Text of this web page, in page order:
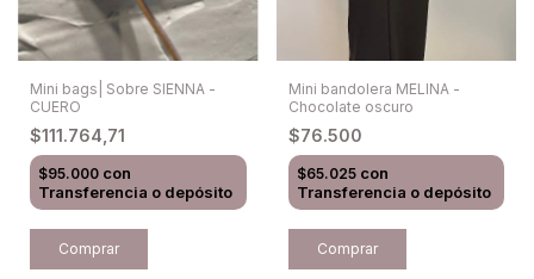
Mini bags| Sobre SIENNA -
CUERO
$111.764,71
$95.000 con
Transferencia o depósito
Mini bandolera MELINA -
Chocolate oscuro
$76.500
$65.025 con
Transferencia o depósito